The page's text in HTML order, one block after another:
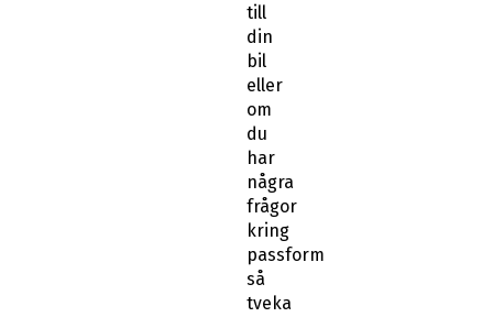
till
din
bil
eller
om
du
har
några
frågor
kring
passform
så
tveka